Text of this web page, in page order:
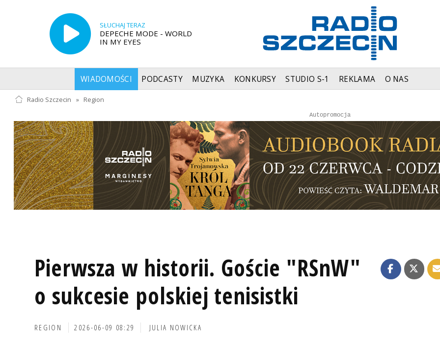
SŁUCHAJ TERAZ
DEPECHE MODE - WORLD
IN MY EYES
WIADOMOŚCI PODCASTY MUZYKA KONKURSY STUDIO S-1 REKLAMA O NAS
Radio Szczecin » Region
Autopromocja
Reklama
Pierwsza w historii. Goście "RSnW"
o sukcesie polskiej tenisistki
REGION 2026-06-09 08:29 JULIA NOWICKA